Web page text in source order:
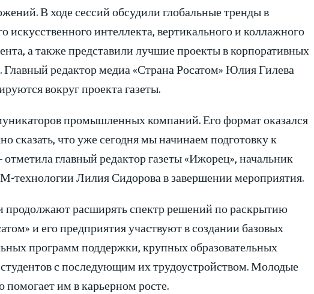
В ходе сессий обсудили глобальные тренды в
интеллекта, вертикального и коллажного
а также представили лучшие проекты в корпоративных
редактор медиа «Страна Росатом» Юлия Гилева
вокруг проекта газеты.
промышленных компаний. Его формат оказался
сказать, что уже сегодня мы начинаем подготовку к
главный редактор газеты «Ижорец», начальник
Лилия Сидорова в завершении мероприятия.
расширять спектр решений по раскрытию
и его предприятия участвуют в создании базовых
программ поддержки, крупных образовательных
с последующим их трудоустройством. Молодые
им в карьерном росте.